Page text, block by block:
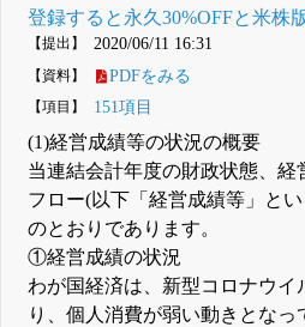
登録すると永久30%OFFと米株
【提出】 2020/06/11 16:31
【資料】 PDFをみる
【項目】 151項目
(1)経営成績等の状況の概要
当連結会計年度の財政状態、経
フロー(以下「経営成績等」と
のとおりであります。
①経営成績の状況
わが国経済は、新型コロナウイ
り、個人消費が弱い動きとな